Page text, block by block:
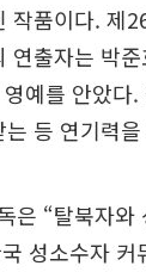
품이다. 제
출자는 박
예를 안았다
등 연기력
은 “탈북자와
성소수자 커